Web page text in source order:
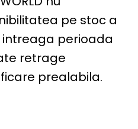
pe stoc a
perioada
retrage
prealabila.